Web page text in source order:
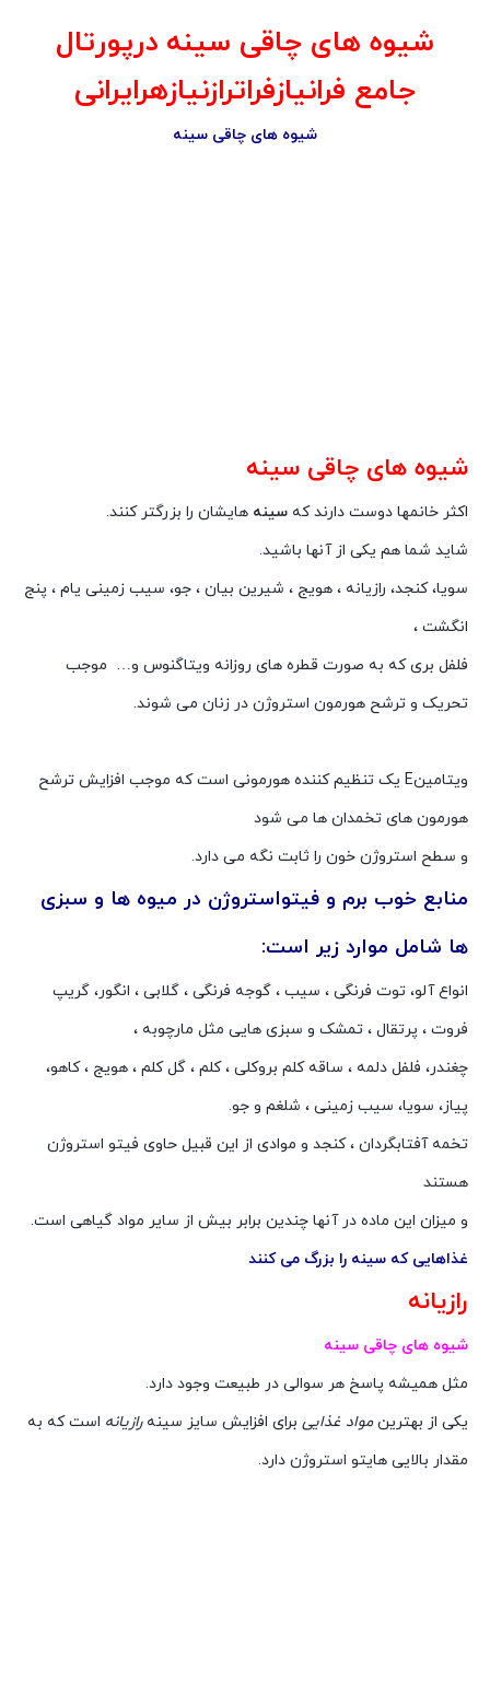
شیوه های چاقی سینه درپورتال
جامع فرانیازفراترازنیازهرایرانی
شیوه های چاقی سینه
شیوه های چاقی سینه
اکثر خانمها دوست دارند که سینه هایشان را بزرگتر کنند.
شاید شما هم یکی از آنها باشید.
سویا، کنجد، رازیانه ، هویج ، شیرین بیان ، جو، سیب زمینى یام ، پنج
انگشت ،
فلفل برى که به صورت قطره هاى روزانه ویتاگنوس و… موجب
تحریک و ترشح هورمون استروژن در زنان مى شوند.
ویتامینE یک تنظیم کننده هورمونى است که موجب افزایش ترشح
هورمون هاى تخمدان ها مى شود
و سطح استروژن خون را ثابت نگه مى دارد.
منابع خوب برم و فیتواستروژن در میوه ها و سبزی
ها شامل موارد زیر است:
انواع آلو، توت فرنگی ، سیب ، گوجه فرنگی ، گلابی ، انگور، گریپ
فروت ، پرتقال ، تمشک و سبزی هایی مثل مارچوبه ،
چغندر، فلفل دلمه ، ساقه کلم بروکلی ، کلم ، گل کلم ، هویج ، کاهو،
پیاز، سویا، سیب زمینی ، شلغم و جو.
تخمه آفتابگردان ، کنجد و موادی از این قبیل حاوی فیتو استروژن
هستند
و میزان این ماده در آنها چندین برابر بیش از سایر مواد گیاهی است.
غذاهایی که سینه را بزرگ می کنند
رازیانه
شیوه های چاقی سینه
مثل همیشه پاسخ هر سوالی در طبیعت وجود دارد.
یکی از بهترینمواد غذایی برای افزایش سایز سینهرازیانه است که به
مقدار بالایی هایتو استروژن دارد.